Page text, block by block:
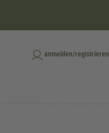
anmelden/registrieren